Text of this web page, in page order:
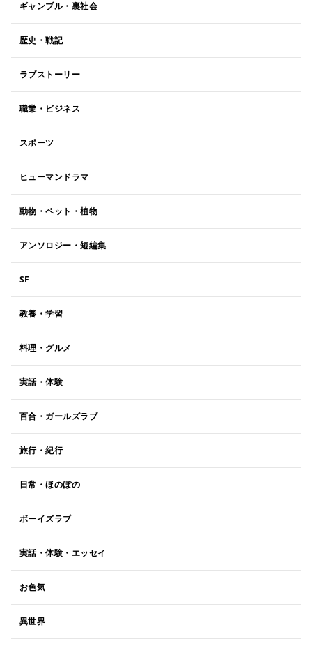
ギャンブル・裏社会
歴史・戦記
ラブストーリー
職業・ビジネス
スポーツ
ヒューマンドラマ
動物・ペット・植物
アンソロジー・短編集
SF
教養・学習
料理・グルメ
実話・体験
百合・ガールズラブ
旅行・紀行
日常・ほのぼの
ボーイズラブ
実話・体験・エッセイ
お色気
異世界